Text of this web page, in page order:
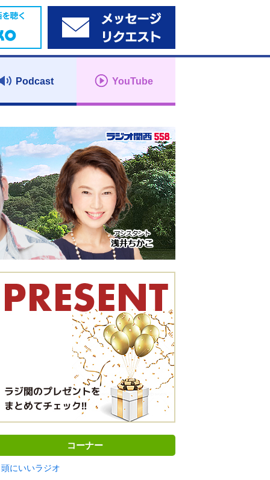
Podcast YouTube
コーナー
頭にいいラジオ